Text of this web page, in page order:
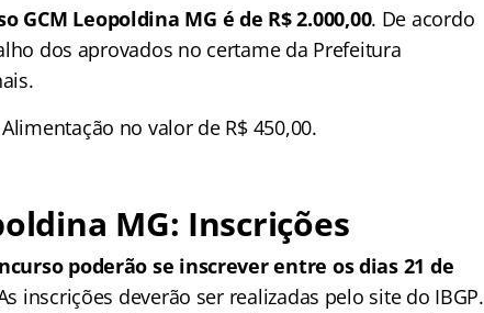
Leopoldina MG é de R$ 2.000,00. De acordo
dos aprovados no certame da Prefeitura
no valor de R$ 450,00.
MG: Inscrições
poderão se inscrever entre os dias 21 de
inscrições deverão ser realizadas pelo site do IBGP.